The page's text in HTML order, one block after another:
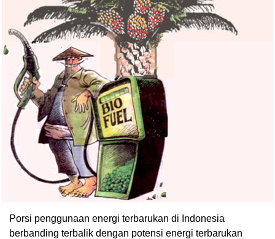
Porsi penggunaan energi terbarukan di Indonesia
berbanding terbalik dengan potensi energi terbarukan